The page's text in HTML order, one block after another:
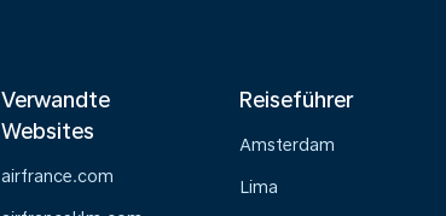
Verwandte
Websites
airfrance.com
Reiseführer
Amsterdam
Lima